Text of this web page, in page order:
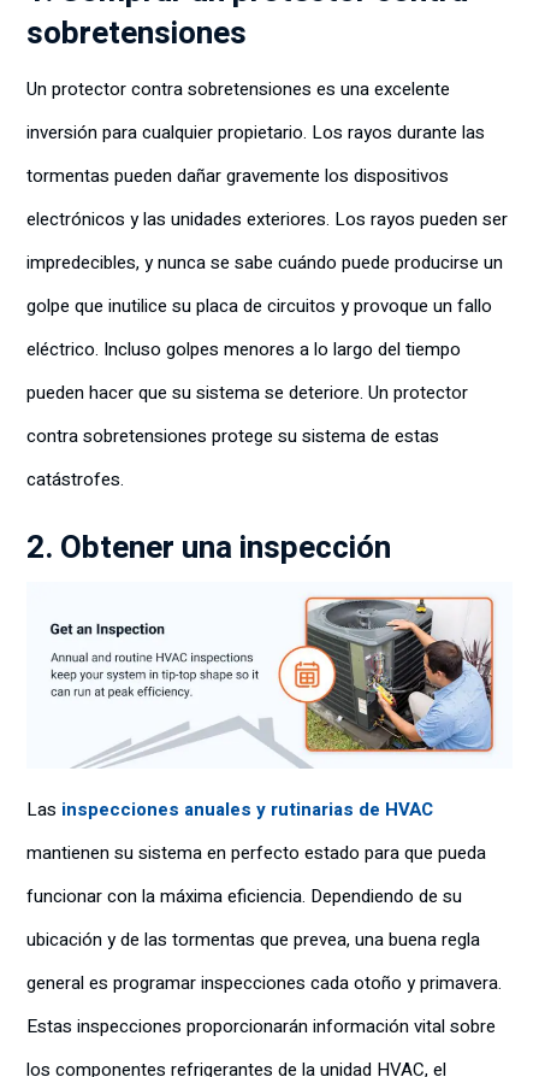
sobretensiones
Un protector contra sobretensiones es una excelente
inversión para cualquier propietario. Los rayos durante las
tormentas pueden dañar gravemente los dispositivos
electrónicos y las unidades exteriores. Los rayos pueden ser
impredecibles, y nunca se sabe cuándo puede producirse un
golpe que inutilice su placa de circuitos y provoque un fallo
eléctrico. Incluso golpes menores a lo largo del tiempo
pueden hacer que su sistema se deteriore. Un protector
contra sobretensiones protege su sistema de estas
catástrofes.
2. Obtener una inspección
Las inspecciones anuales y rutinarias de HVAC
mantienen su sistema en perfecto estado para que pueda
funcionar con la máxima eficiencia. Dependiendo de su
ubicación y de las tormentas que prevea, una buena regla
general es programar inspecciones cada otoño y primavera.
Estas inspecciones proporcionarán información vital sobre
los componentes refrigerantes de la unidad HVAC, el